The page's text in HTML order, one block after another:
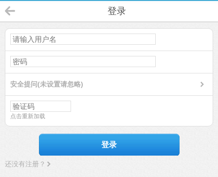
登录
安全提问(未设置请忽略)
点击重新加载
登录
还没有注册？